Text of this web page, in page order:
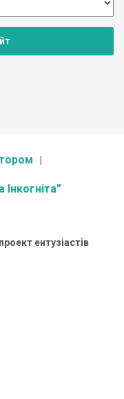
Інкогніта”
ентузіастів